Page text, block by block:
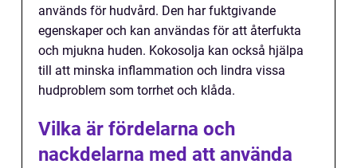
används för hudvård. Den har fuktgivande
egenskaper och kan användas för att återfukta
och mjukna huden. Kokosolja kan också hjälpa
till att minska inflammation och lindra vissa
hudproblem som torrhet och klåda.
Vilka är fördelarna och
nackdelarna med att använda